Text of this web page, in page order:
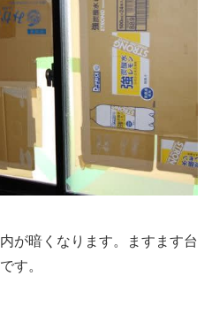
が暗くなります。ますます台
す。